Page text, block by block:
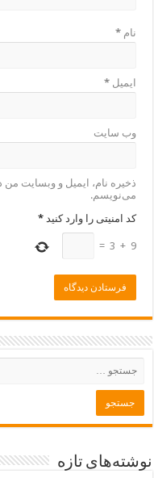
نام*
ایمیل*
وب‌ سایت
ذخیره نام، ایمیل و وبسایت من
می‌نویسم.
کد امنیتی را وارد کنید *
9
+
3
=
نوشته‌های تازه